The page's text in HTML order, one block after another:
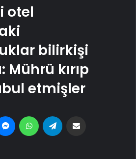
otel
bilirkişi
kırıp
etmişler
MessengerWhatsApp